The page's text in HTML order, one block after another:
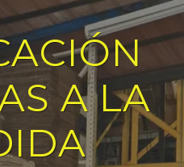
A LA